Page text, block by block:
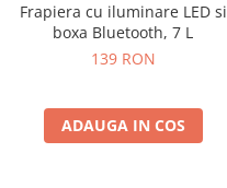
Frapiera cu iluminare LED si
boxa Bluetooth, 7 L
139 RON
ADAUGA IN COS